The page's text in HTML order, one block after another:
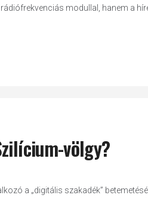
modullal, hanem a
völgy?
a „digitális szakadék”